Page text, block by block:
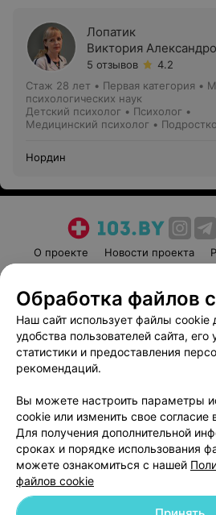
Лопатик
Виктория
5 отзывов
4.2
Стаж 28 лет • Первая категория •
психологических наук
Детский психолог • Психолог •
Медицинский психолог •
Нордин
О проекте Новости проекта
Пользовательское соглашение
Вакансии
Написать
Обработка
Обработка файлов
Наш сайт использует файлы cookie
удобства пользователей сайта,
статистики и предоставления
рекомендаций.
Вы можете настроить параметры
cookie или изменить свое согласие
Для получения дополнительной
сроках и порядке использования
можете ознакомиться с нашей
файлов cookie